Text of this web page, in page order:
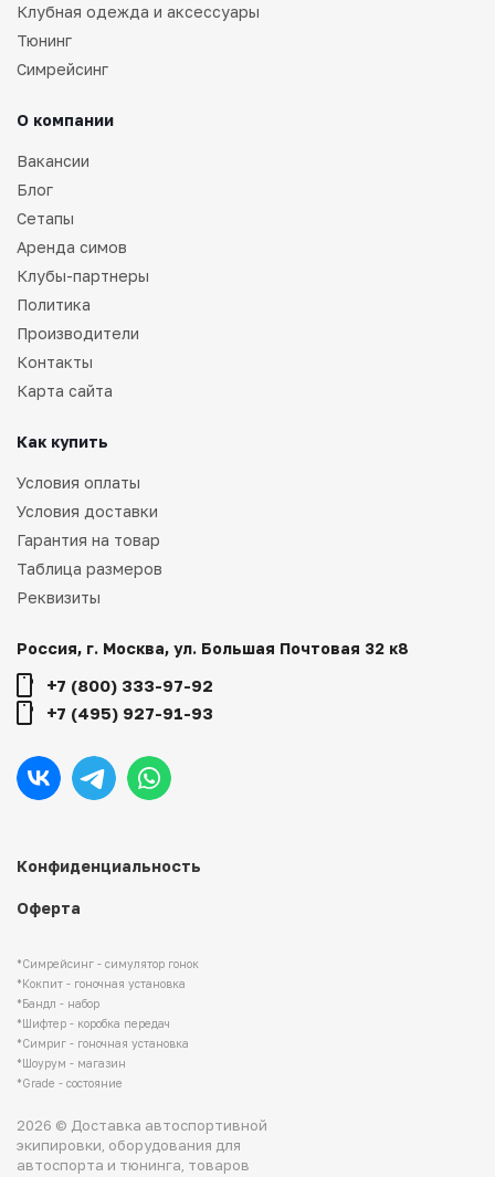
*Симрейсинг - симулятор гонок
*Кокпит - гоночная установка
*Бандл - набор
*Шифтер - коробка передач
*Симриг - гоночная установка
*Шоурум - магазин
*Grade - состояние
2026 © Доставка автоспортивной
экипировки, оборудования для
автоспорта и тюнинга, товаров
Конфиденциальность
Оферта
Клубная одежда и аксессуары
Тюнинг
Симрейсинг
О компании
Вакансии
Блог
Сетапы
Аренда симов
Клубы-партнеры
Политика
Производители
Контакты
Карта сайта
Как купить
Условия оплаты
Условия доставки
Гарантия на товар
Таблица размеров
Реквизиты
Россия, г. Москва, ул. Большая Почтовая 32 к8
+7 (800) 333-97-92
+7 (495) 927-91-93